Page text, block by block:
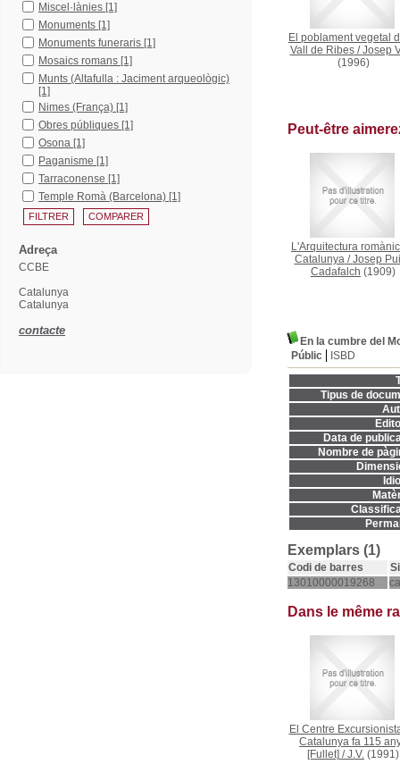
El poblament vegetal
Vall de Ribes/Josep
(1996)
Peut-être
L'Arquitectura
Catalunya/Josep
Cadafalch (1909)
En la cumbre del
Públic
ISBD
Tipus de
Data de
Nombre de
Exemplars (1)
Codi de barres
13010000019268
Dans le même
El Centre
Catalunya fa 115
[Fullet] /J.V. (1991)
Miscel·lànies [1]
Monuments [1]
Monuments funeraris [1]
Mosaics romans [1]
Munts (Altafulla : Jaciment arqueològic)
[1]
Nimes (França) [1]
Obres públiques [1]
Osona [1]
Paganisme [1]
Tarraconense [1]
Temple Romà (Barcelona) [1]
Adreça
CCBE
Catalunya
Catalunya
contacte